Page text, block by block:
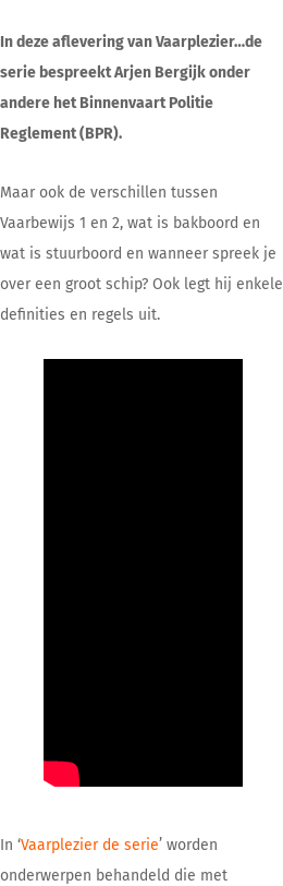
EOC
In deze aflevering van Vaarplezier…de
serie bespreekt Arjen Bergijk onder
andere het Binnenvaart Politie
Reglement (BPR).
Maar ook de verschillen tussen
Vaarbewijs 1 en 2, wat is bakboord en
wat is stuurboord en wanneer spreek je
over een groot schip? Ook legt hij enkele
definities en regels uit.
In ‘Vaarplezier de serie’ worden
onderwerpen behandeld die met